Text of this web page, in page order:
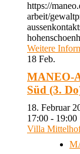
https://
arbeit/
Weitere
18 Feb.
MANEO-
Süd (3.
18. Februar
17:00 - 19:00
Villa